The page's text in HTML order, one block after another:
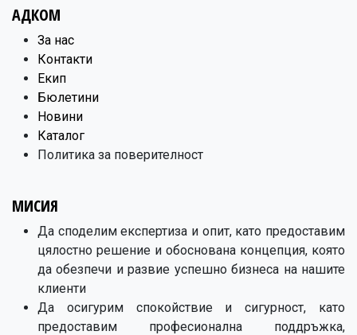
АДКОМ
​За нас
Контакти
Екип
Бюлетини
Новини
Каталог
Политика за поверителност
МИСИЯ
Да споделим експертиза и опит, като предоставим
цялостно решение и обоснована концепция, която
да обезпечи и развие успешно бизнеса на нашите
клиенти
Да осигурим спокойствие и сигурност, като
предоставим професионална поддръжка,